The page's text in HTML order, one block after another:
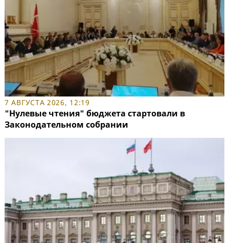
7 АВГУСТА 2026, 12:19
"Нулевые чтения" бюджета стартовали в
Законодательном собрании